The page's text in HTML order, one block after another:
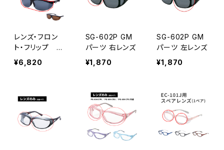
レンズ・フロン
ト・フリップ セ
ット[FU-605PC
S] シリーズ対応
¥6,820
SG-602P GM
パーツ 右レンズ
¥1,870
SG-602P GM
パーツ 左レンズ
¥1,870